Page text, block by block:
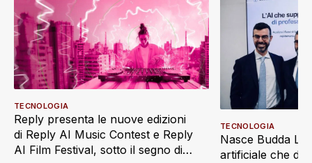
Reply presenta le nuove edizioni
di Reply AI Music Contest e Reply
AI Film Festival, sotto il segno di
TECNOLOGIA
Nasce Budda
artificiale che
TECNOLOGIA